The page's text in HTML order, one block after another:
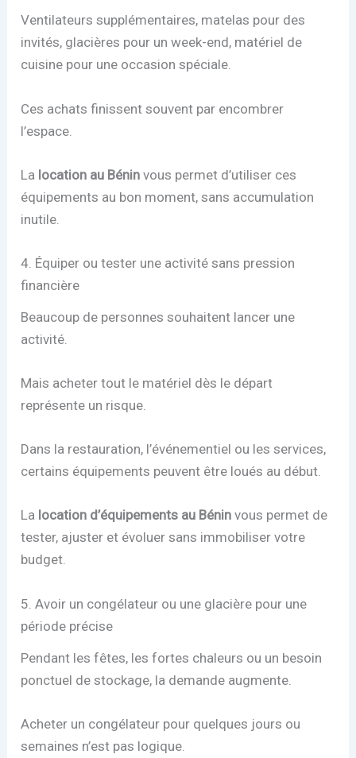
Ventilateurs supplémentaires, matelas pour des
invités, glacières pour un week-end, matériel de
cuisine pour une occasion spéciale.
Ces achats finissent souvent par encombrer
l’espace.
La location au Bénin vous permet d’utiliser ces
équipements au bon moment, sans accumulation
inutile.
4. Équiper ou tester une activité sans pression
financière
Beaucoup de personnes souhaitent lancer une
activité.
Mais acheter tout le matériel dès le départ
représente un risque.
Dans la restauration, l’événementiel ou les services,
certains équipements peuvent être loués au début.
La location d’équipements au Bénin vous permet de
tester, ajuster et évoluer sans immobiliser votre
budget.
5. Avoir un congélateur ou une glacière pour une
période précise
Pendant les fêtes, les fortes chaleurs ou un besoin
ponctuel de stockage, la demande augmente.
Acheter un congélateur pour quelques jours ou
semaines n’est pas logique.